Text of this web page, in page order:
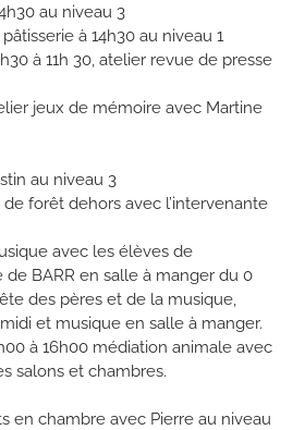
au niveau 3
à 14h30 au niveau 1
à 11h 30, atelier revue de presse
jeux de mémoire avec Martine
au niveau 3
de forêt dehors avec l’intervenante
avec les élèves de
de BARR en salle à manger du 0
des pères et de la musique,
et musique en salle à manger.
à 16h00 médiation animale avec
salons et chambres.
en chambre avec Pierre au niveau